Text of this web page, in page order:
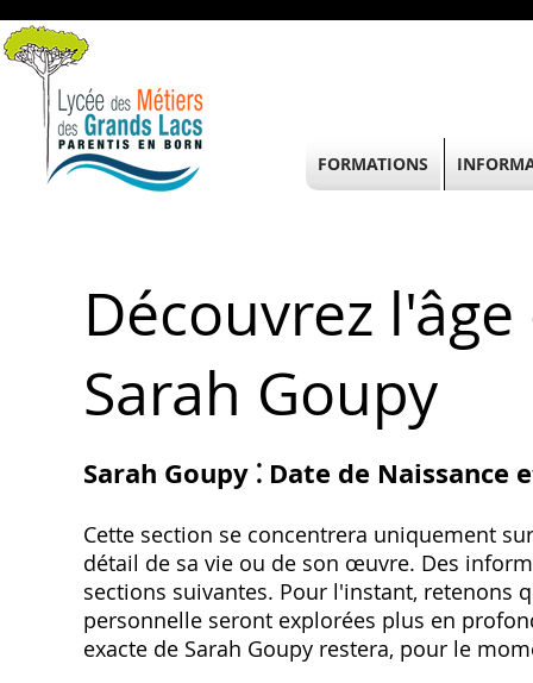
Découvrez
Sarah Goupy
Sarah Goupy ⁚ Date de
Cette section se concentrera uniquement
détail de sa vie ou de son œuvre. Des
sections suivantes. Pour l'instant‚ retenons
personnelle seront explorées plus en
exacte de Sarah Goupy restera‚ pour le
FORMATIONS